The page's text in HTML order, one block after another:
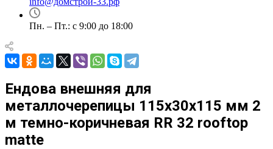
Пн. – Пт.: с 9:00 до 18:00
Ендова внешняя для
металлочерепицы 115х30х115 мм 2
м темно-коричневая RR 32 rooftop
matte